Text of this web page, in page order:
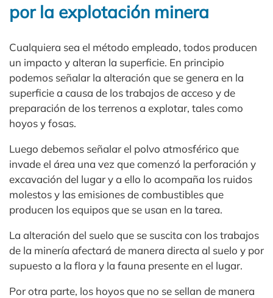
por la explotación minera
Cualquiera sea el método empleado, todos producen
un impacto y alteran la superficie. En principio
podemos señalar la alteración que se genera en la
superficie a causa de los trabajos de acceso y de
preparación de los terrenos a explotar, tales como
hoyos y fosas.
Luego debemos señalar el polvo atmosférico que
invade el área una vez que comenzó la perforación y
excavación del lugar y a ello lo acompaña los ruidos
molestos y las emisiones de combustibles que
producen los equipos que se usan en la tarea.
La alteración del suelo que se suscita con los trabajos
de la minería afectará de manera directa al suelo y por
supuesto a la flora y la fauna presente en el lugar.
Por otra parte, los hoyos que no se sellan de manera